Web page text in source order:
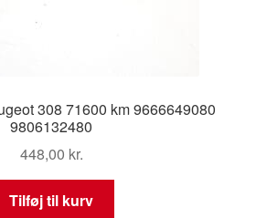
308 71600 km 9666649080
9806132480
448,00 kr.
Tilføj til kurv